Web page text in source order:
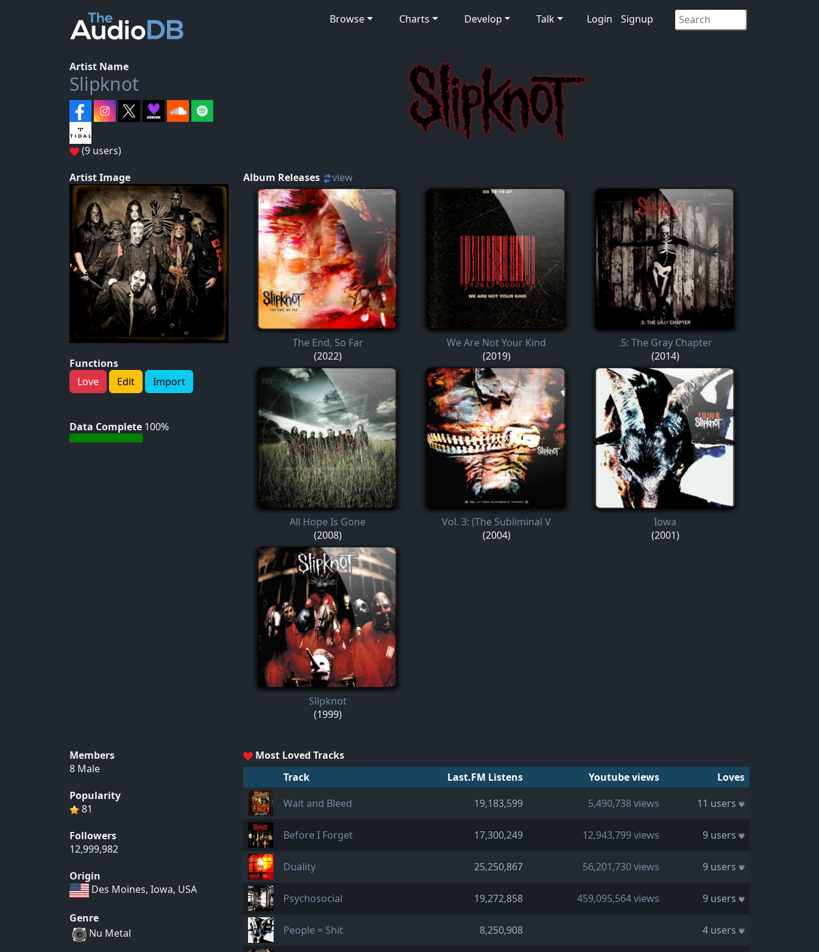
Browse Charts Develop Talk Login Signup
Artist Name
Slipknot
(9 users)
Artist Image
Functions
Love
Edit Import
Data Complete 100%
Album Releases view
The End, So Far
(2022)
We Are Not Your Kind
(2019)
.5: The Gray Chapter
(2014)
All Hope Is Gone
(2008)
Vol. 3: (The Subliminal V
(2004)
Iowa
(2001)
Slipknot
(1999)
Members
8 Male
Popularity
81
Followers
12,999,982
Origin
Des Moines, Iowa, USA
Genre
Nu Metal
Most Loved Tracks
Track
Last.FM Listens Youtube views
Loves
Wait and Bleed
19,183,599 5,490,738 views 11 users
Before I Forget 17,300,249 12,943,799 views 9 users
Duality 25,250,867 56,201,730 views 9 users
Psychosocial 19,272,858 459,095,564 views 9 users
People = Shit 8,250,908 4 users